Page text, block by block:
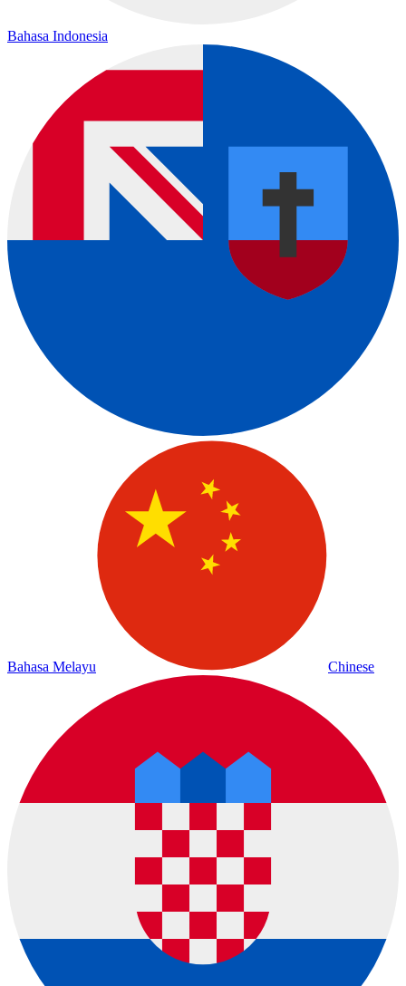
Bahasa Indonesia
Bahasa Melayu Chinese